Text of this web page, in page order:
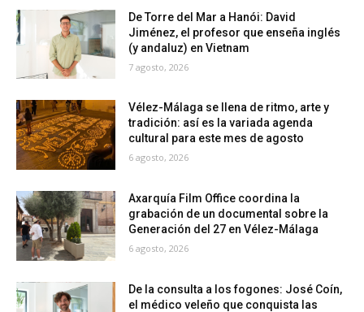
De Torre del Mar a Hanói: David
Jiménez, el profesor que enseña inglés
(y andaluz) en Vietnam
7 agosto, 2026
Vélez-Málaga se llena de ritmo, arte y
tradición: así es la variada agenda
cultural para este mes de agosto
6 agosto, 2026
Axarquía Film Office coordina la
grabación de un documental sobre la
Generación del 27 en Vélez-Málaga
6 agosto, 2026
De la consulta a los fogones: José Coín,
el médico veleño que conquista las